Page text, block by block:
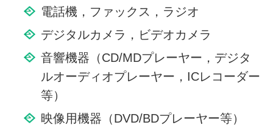
電話機，ファックス，ラジオ
デジタルカメラ，ビデオカメラ
音響機器（CD/MDプレーヤー，デジタ
ルオーディオプレーヤー，ICレコーダー
等）
映像用機器（DVD/BDプレーヤー等）